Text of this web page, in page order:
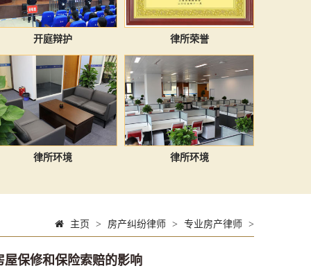
开庭辩护 律所荣誉
律所环境 律所环境
主页 > 房产纠纷律师 > 专业房产律师 >
保修和保险索赔的影响